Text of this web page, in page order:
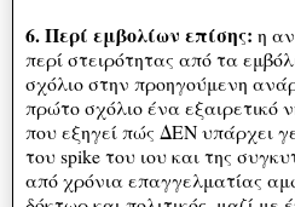
6. Περί εμβολίων επίσης: η
περί στειρότητας από τα
σχόλιο στην προηγούμενη
πρώτο σχόλιο ένα εξαιρετικό
που εξηγεί πώς ΔΕΝ υπάρχει
του spike του ιου και της
από χρόνια επαγγελματίας